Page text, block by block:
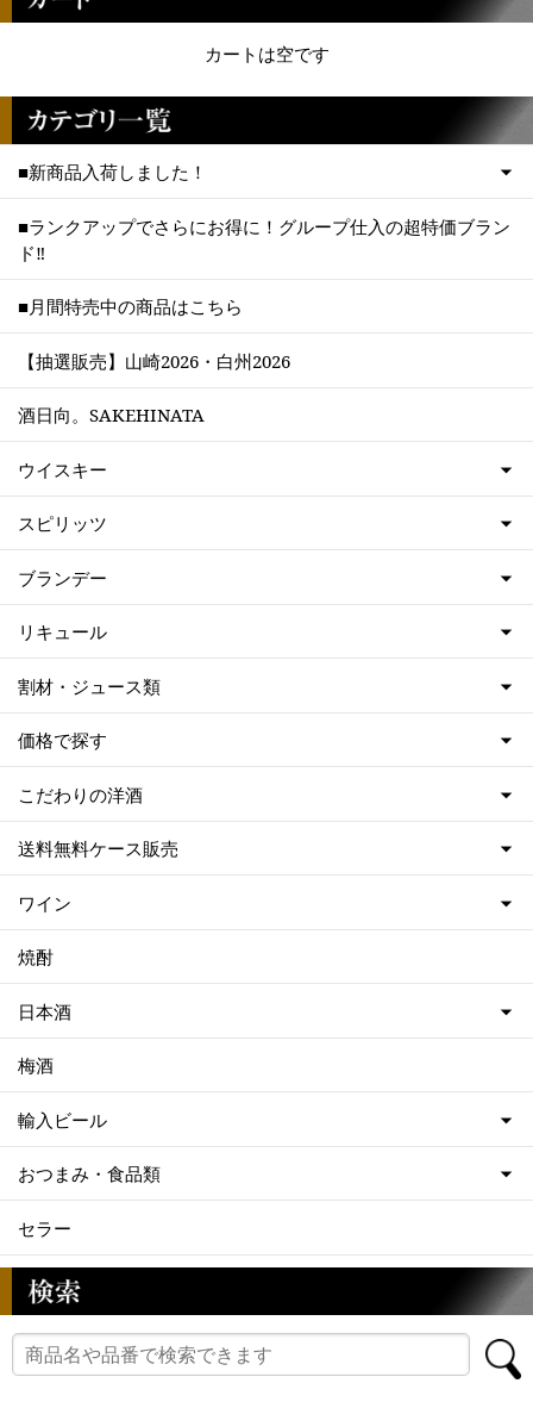
カートは空です
■新商品入荷しました！
■ランクアップでさらにお得に！グループ仕入の超特価ブラン
ド‼
■月間特売中の商品はこちら
【抽選販売】山崎2026・白州2026
酒日向。SAKEHINATA
ウイスキー
スピリッツ
ブランデー
リキュール
割材・ジュース類
価格で探す
こだわりの洋酒
送料無料ケース販売
ワイン
焼酎
日本酒
梅酒
輸入ビール
おつまみ・食品類
セラー